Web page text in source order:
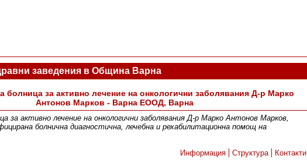
заведения в Община Варна
болница за активно лечение на онкологични заболявания Д-р Марко
Антонов Марков - Варна ЕООД, Варна
за активно лечение на онкологични заболявания Д-р Марко Антонов Марков,
болнична диагностична, лечебна и рехабилитационна помощ на
Информация
Структура Контакти